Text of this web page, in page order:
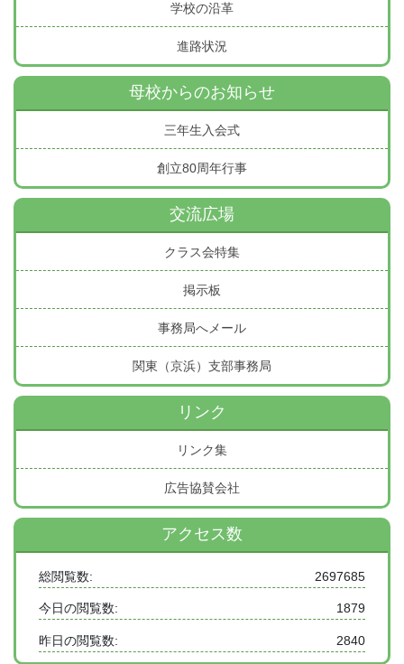
学校の沿革
進路状況
母校からのお知らせ
三年生入会式
創立80周年行事
交流広場
クラス会特集
掲示板
事務局へメール
関東（京浜）支部事務局
リンク
リンク集
広告協賛会社
アクセス数
2697685
総閲覧数:
1879
今日の閲覧数:
2840
昨日の閲覧数: